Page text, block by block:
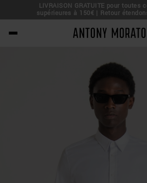
LIVRAISON GRATUITE pour toutes
supérieures à 150€ | Retour
Antony